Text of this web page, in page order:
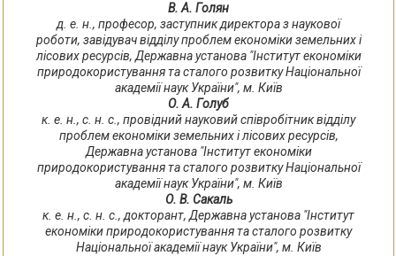
В. А. Голян
д. е. н., професор, заступник директора з наукової
роботи, завідувач відділу проблем економіки земельних і
лісових ресурсів, Державна установа "Інститут економіки
природокористування та сталого розвитку Національної
академії наук України", м. Київ
О. А. Голуб
к. е. н., с. н. с., провідний науковий співробітник відділу
проблем економіки земельних і лісових ресурсів,
Державна установа "Інститут економіки
природокористування та сталого розвитку Національної
академії наук України", м. Київ
О. В. Сакаль
к. е. н., с. н. с., докторант, Державна установа "Інститут
економіки природокористування та сталого розвитку
Національної академії наук України", м. Київ